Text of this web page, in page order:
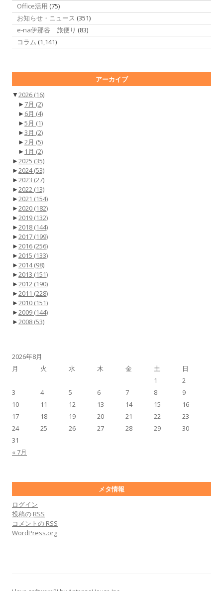
Office活用 (75)
お知らせ・ニュース (351)
e-na伊那谷 旅便り (83)
コラム (1,141)
アーカイブ
▼2026 (16)
► 7月 (2)
► 6月 (4)
►5月 (1)
►3月 (2)
►2月 (5)
► 1月 (2)
►2025 (35)
►2024(53)
►2023 (27)
►2022 (13)
►2021 (154)
►2020 (182)
►2019 (132)
►2018 (144)
►2017 (199)
►2016 (256)
►2015 (133)
►2014(98)
►2013 (151)
►2012 (190)
►2011 (228)
►2010 (151)
►2009 (144)
►2008 (53)
2026年8月
月
火 水 木 金 土 日
« 7月
1
2
3
4 5 6 7 8
9
10
11 12 13 14 15
16
17
18 19 20 21 22
23
24
25 26 27 28 29
30
31
メタ情報
ログイン
投稿の RSS
コメントの RSS
WordPress.org